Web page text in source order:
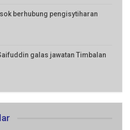
berhubung pengisytiharan
galas jawatan Timbalan